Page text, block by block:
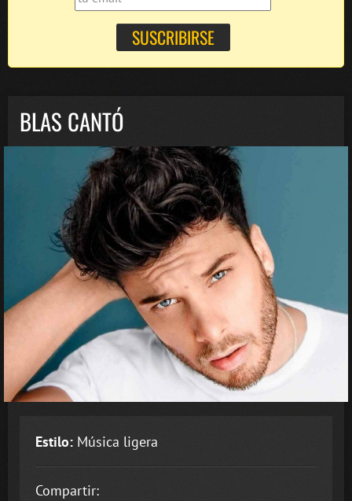
BLAS CANTÓ
Estilo: Música ligera
Compartir: